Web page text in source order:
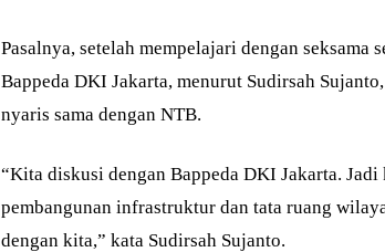
Pasalnya, setelah mempelajari dengan seksama
Bappeda DKI Jakarta, menurut Sudirsah
nyaris sama dengan NTB.
“Kita diskusi dengan Bappeda DKI Jakarta.
pembangunan infrastruktur dan tata ruang
dengan kita,” kata Sudirsah Sujanto.